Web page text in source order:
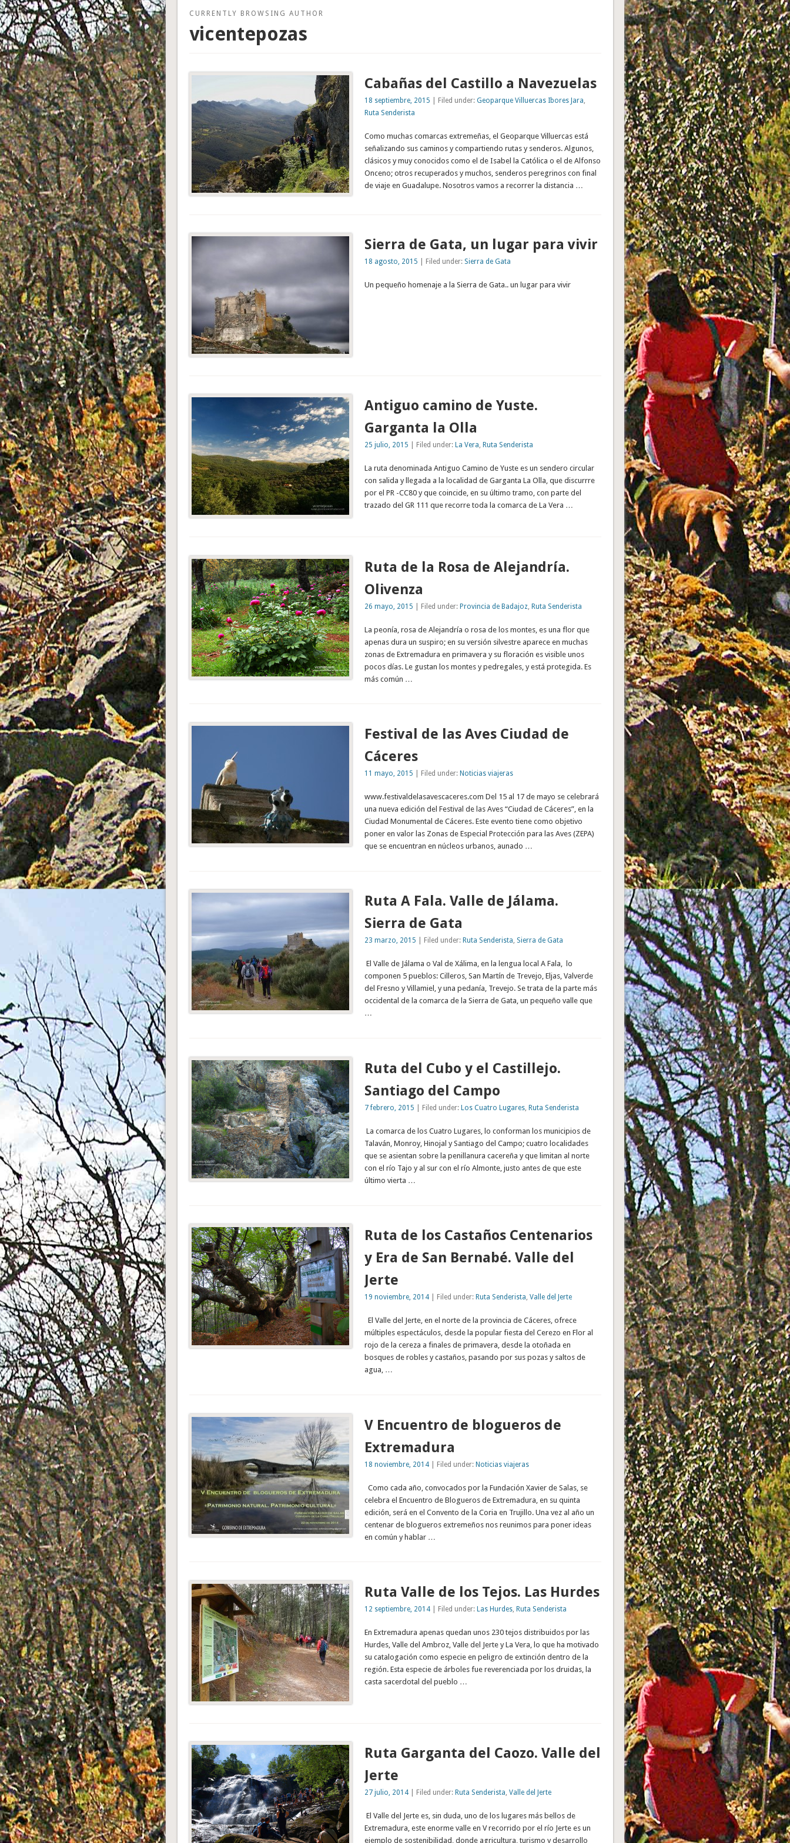
CURRENTLY BROWSING AUTHOR
vicentepozas
Cabañas del Castillo a Navezuelas
18 septiembre, 2015 | Filed under: Geoparque Villuercas Ibores Jara,
Ruta Senderista
Como muchas comarcas extremeñas, el Geoparque Villuercas está
señalizando sus caminos y compartiendo rutas y senderos. Algunos,
clásicos y muy conocidos como el de Isabel la Católica o el de Alfonso
Onceno; otros recuperados y muchos, senderos peregrinos con final
de viaje en Guadalupe. Nosotros vamos a recorrer la distancia …
Sierra de Gata, un lugar para vivir
18 agosto, 2015 | Filed under: Sierra de Gata
Un pequeño homenaje a la Sierra de Gata.. un lugar para vivir
Antiguo camino de Yuste.
Garganta la Olla
25 julio, 2015 | Filed under: La Vera, Ruta Senderista
La ruta denominada Antiguo Camino de Yuste es un sendero circular
con salida y llegada a la localidad de Garganta La Olla, que discurrre
por el PR -CC80 y que coincide, en su último tramo, con parte del
trazado del GR 111 que recorre toda la comarca de La Vera …
Ruta de la Rosa de Alejandría.
Olivenza
26 mayo, 2015 | Filed under: Provincia de Badajoz Ruta Senderista
La peonía, rosa de Alejandría o rosa de los montes, es una flor que
apenas dura un suspiro; en su versión silvestre aparece en muchas
zonas de Extremadura en primavera y su floración es visible unos
pocos días. Le gustan los montes y pedregales, y está protegida. Es
más común …
Festival de las Aves Ciudad de
Cáceres
11 mayo, 2015 | Filed under: Noticias viajeras
www.festivaldelasavescaceres.com Del 15 al 17 de mayo se celebrará
una nueva edición del Festival de las Aves “Ciudad de Cáceres”, en la
Ciudad Monumental de Cáceres. Este evento tiene como objetivo
poner en valor las Zonas de Especial Protección para las Aves (ZEPA)
que se encuentran en núcleos urbanos, aunado …
Ruta A Fala. Valle de Jálama.
Sierra de Gata
23 marzo, 2015 | Filed under: Ruta Senderista, Sierra de Gata
El Valle de Jálama o Val de Xálima, en la lengua local A Fala, lo
componen 5 pueblos: Cilleros, San Martín de Trevejo, Eljas, Valverde
del Fresno y Villamiel, y una pedanía, Trevejo. Se trata de la parte más
occidental de la comarca de la Sierra de Gata, un pequeño valle que
…
Ruta del Cubo y el Castillejo.
Santiago del Campo
7 febrero, 2015 | Filed under: Los Cuatro Lugares, Ruta Senderista
La comarca de los Cuatro Lugares, lo conforman los municipios de
Talaván, Monroy, Hinojal y Santiago del Campo; cuatro localidades
que se asientan sobre la penillanura cacereña y que limitan al norte
con el río Tajo y al sur con el río Almonte, justo antes de que este
último vierta …
Ruta de los Castaños Centenarios
y Era de San Bernabé. Valle del
Jerte
19 noviembre, 2014| Filed under: Ruta Senderista, Valle del Jerte
El Valle del Jerte, en el norte de la provincia de Cáceres, ofrece
múltiples espectáculos, desde la popular fiesta del Cerezo en Flor al
rojo de la cereza a finales de primavera, desde la otoñada en
bosques de robles y castaños, pasando por sus pozas y saltos de
agua, …
V Encuentro de blogueros de
Extremadura
18 noviembre, 2014| Filed under: Noticias viajeras
Como cada año, convocados por la Fundación Xavier de Salas, se
celebra el Encuentro de Blogueros de Extremadura, en su quinta
edición, será en el Convento de la Coria en Trujillo. Una vez al año un
centenar de blogueros extremeños nos reunimos para poner ideas
en común y hablar …
Ruta Valle de los Tejos. Las Hurdes
12 septiembre, 2014| Filed under: Las Hurdes, Ruta Senderista
En Extremadura apenas quedan unos 230 tejos distribuidos por las
Hurdes, Valle del Ambroz, Valle del Jerte y La Vera, lo que ha motivado
su catalogación como especie en peligro de extinción dentro de la
región. Esta especie de árboles fue reverenciada por los druidas, la
casta sacerdotal del pueblo …
Ruta Garganta del Caozo. Valle del
Jerte
27 julio, 2014| Filed under: Ruta Senderista, Valle del Jerte
El Valle del Jerte es, sin duda, uno de los lugares más bellos de
Extremadura, este enorme valle en V recorrido por el río Jerte es un
ejemplo de sostenibilidad, donde agricultura, turismo y desarrollo